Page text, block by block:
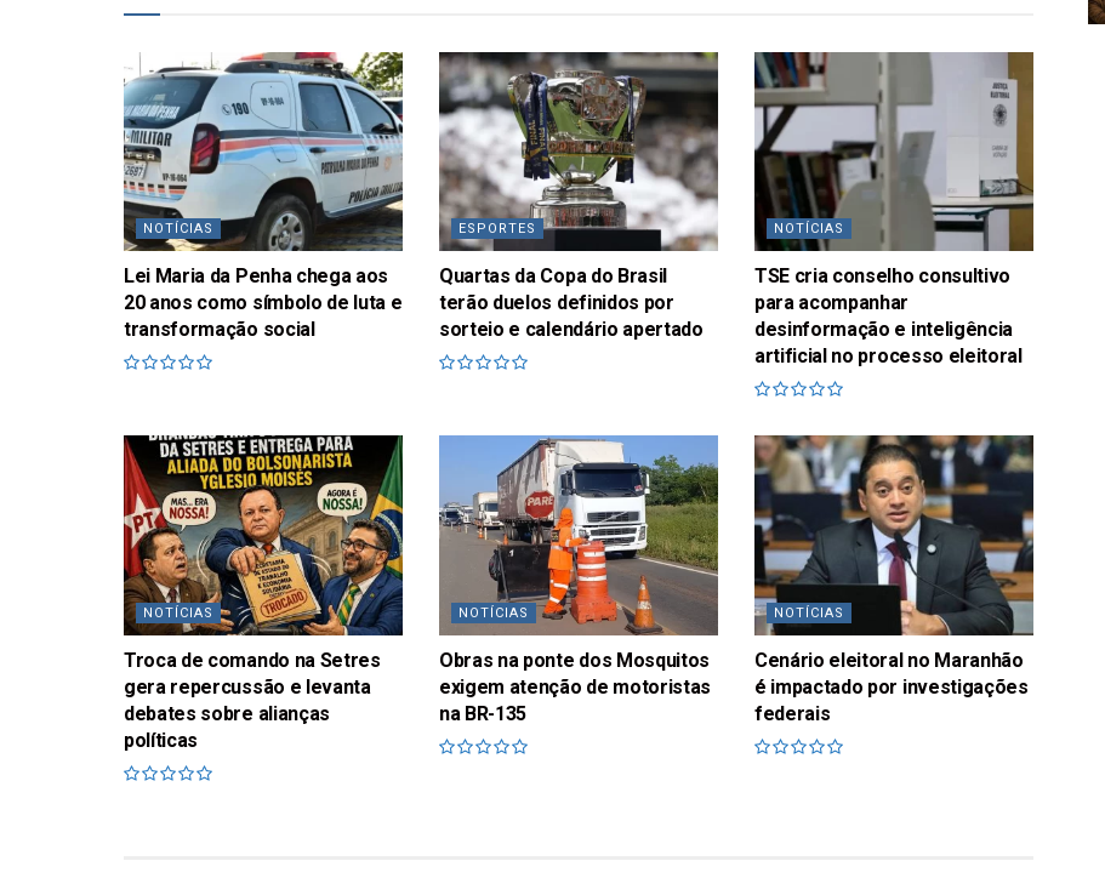
NOTÍCIAS
Lei Maria da Penha chega aos
20 anos como símbolo de luta e
transformação social
ESPORTES
Quartas da Copa do Brasil
terão duelos definidos por
sorteio e calendário apertado
NOTÍCIAS
TSE cria conselho consultivo
para acompanhar
desinformação e inteligência
artificial no processo eleitoral
NOTÍCIAS
Troca de comando na Setres
gera repercussão e levanta
debates sobre alianças
políticas
NOTÍCIAS
Obras na ponte dos Mosquitos
exigem atenção de motoristas
na BR-135
NOTÍCIAS
Cenário eleitoral no Maranhão
é impactado por investigações
federais